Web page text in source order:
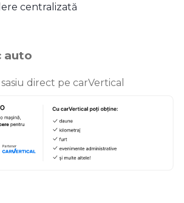
centralizată
auto
direct pe carVertical